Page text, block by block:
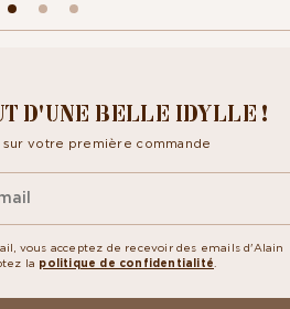
D'UNE BELLE IDYLLE !
sur votre première commande
vous acceptez de recevoir des emails d'Alain
la politique de confidentialité
vous abonnant vous acceptez la